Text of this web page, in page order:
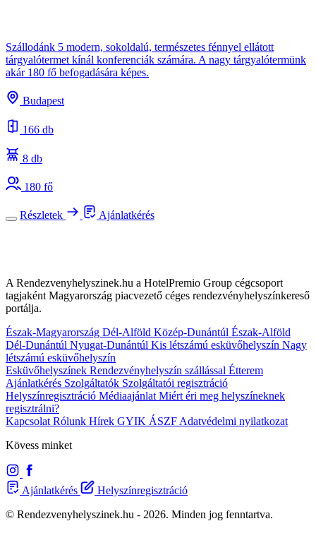
Szállodánk 5 modern, sokoldalú, természetes fénnyel ellátott
tárgyalótermet kínál konferenciák számára. A nagy tárgyalótermünk
akár 180 fő befogadására képes.
Budapest
166 db
8 db
180 fő
Részletek Ajánlatkérés
A Rendezvenyhelyszinek.hu a HotelPremio Group cégcsoport
tagjaként Magyarország piacvezető céges rendezvényhelyszínkereső
portálja.
Észak-Magyarország Dél-Alföld Közép-Dunántúl Észak-Alföld
Dél-Dunántúl Nyugat-Dunántúl Kis létszámú esküvőhelyszín Nagy
létszámú esküvőhelyszín
Esküvőhelyszínek Rendezvényhelyszín szállással Étterem
Ajánlatkérés Szolgáltatók Szolgáltatói regisztráció
Helyszínregisztráció Médiaajánlat Miért éri meg helyszíneknek
regisztrálni?
Kapcsolat Rólunk Hírek GYIK ÁSZF Adatvédelmi nyilatkozat
Kövess minket
Ajánlatkérés
Helyszínregisztráció
© Rendezvenyhelyszinek.hu - 2026. Minden jog fenntartva.